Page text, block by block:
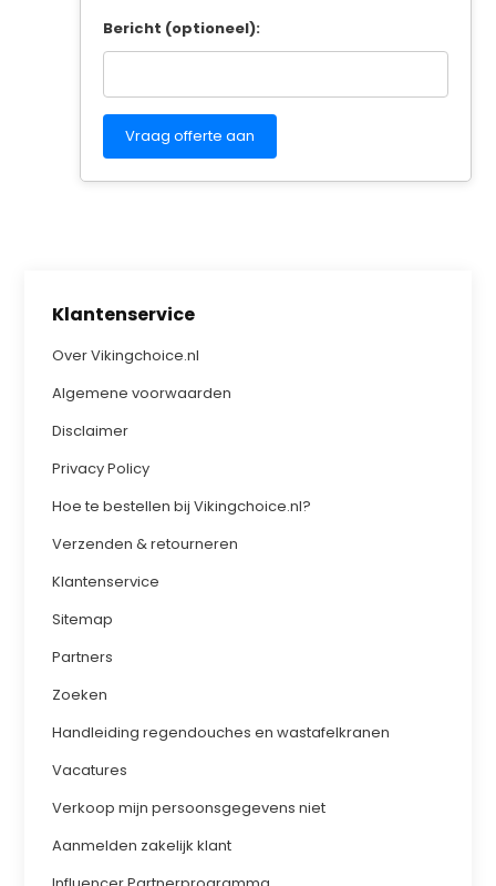
Klantenservice
Over Vikingchoice.nl
Algemene voorwaarden
Disclaimer
Privacy Policy
Hoe te bestellen bij Vikingchoice.nl?
Verzenden & retourneren
Klantenservice
Sitemap
Partners
Zoeken
Handleiding regendouches en wastafelkranen
Vacatures
Verkoop mijn persoonsgegevens niet
Aanmelden zakelijk klant
Bericht (optioneel):